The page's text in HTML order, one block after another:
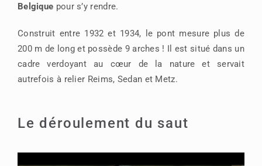
Belgique pour s’y rendre.
Construit entre 1932 et 1934, le pont mesure plus de
200 m de long et possède 9 arches ! Il est situé dans un
cadre verdoyant au cœur de la nature et servait
autrefois à relier Reims, Sedan et Metz.
Le déroulement du saut